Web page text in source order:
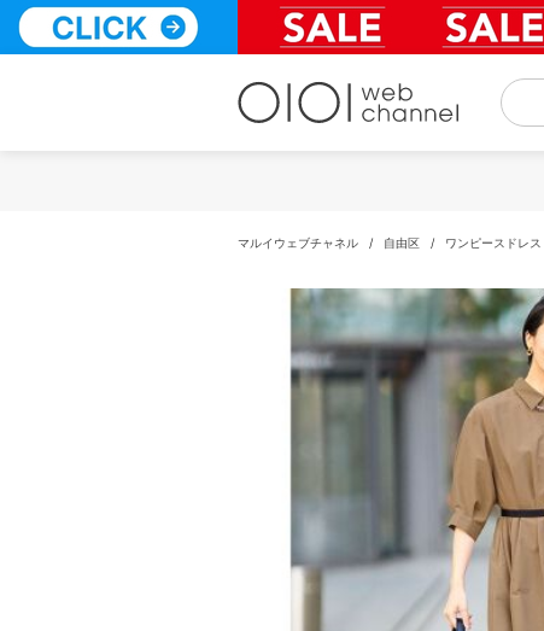
テ
マルイウェブチャネル / 自由区 / ワンピースドレス